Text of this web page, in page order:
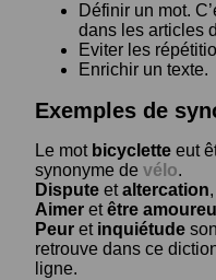
Définir un mot.
dans les articles
Eviter les
Enrichir un texte.
Exemples de
Le mot bicyclette eut
synonyme de vélo.
Dispute etaltercation
Aimer etêtre
Peur et inquiétude
retrouve dans ce
ligne.